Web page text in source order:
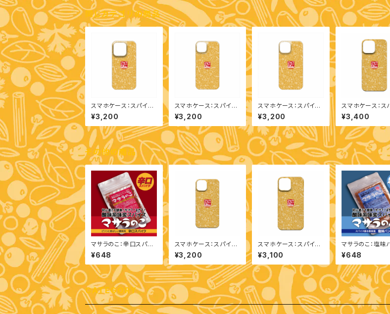
同じカテゴリの商品
スマホケース：スパイス
柄（iPhone 14 Pro）
¥3,200
スマホケース：スパイス
柄（iPhone 14 Plus）
¥3,200
スマホケース：スパイス
柄（iPhone 14）
¥3,200
スマホケース：ス
柄（iPhone 13
ax）
¥3,400
その他の商品
マサラのこ：辛口スパイ
ク
¥648
スマホケース：スパイス
柄（iPhone 13）
¥3,200
スマホケース：スパイス
柄（iPhone 13 mini）
¥3,100
マサラのこ：塩味
¥648
CATEGORY